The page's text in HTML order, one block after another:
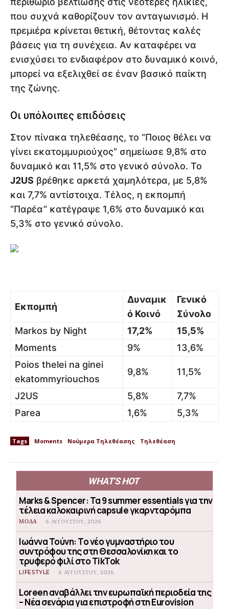
που συχνά καθορίζουν τον ανταγωνισμό. Η
πρεμιέρα κρίνεται θετική, θέτοντας καλές
βάσεις για τη συνέχεια. Αν καταφέρει να
ενισχύσει το ενδιαφέρον στο δυναμικό κοινό,
μπορεί να εξελιχθεί σε έναν βασικό παίκτη
της ζώνης.
Οι υπόλοιπες επιδόσεις
Στον πίνακα τηλεθέασης, το “Ποιος θέλει να
γίνει εκατομμυριούχος” σημείωσε 9,8% στο
δυναμικό και 11,5% στο γενικό σύνολο. Το
J2US βρέθηκε αρκετά χαμηλότερα, με 5,8%
και 7,7% αντίστοιχα. Τέλος, η εκπομπή
“Παρέα” κατέγραψε 1,6% στο δυναμικό και
5,3% στο γενικό σύνολο.
Εκπομπή
Δυναμικ
ό Κοινό
Γενικό
Σύνολο
Markos by Night
17,2%
15,5%
Moments
9%
13,6%
Poios thelei na ginei
ekatommyriouchos
9,8% 11,5%
J2US 5,8%
7,7%
Parea
1,6% 5,3%
Tags Moments Νούμερα Τηλεθέασης Τηλεθέαση
WHAT'S HOT
Marks & Spencer: Τα 9 summer essentials για την
τέλεια καλοκαιρινή capsule γκαρνταρόμπα
ΜΟΔΑ 6 ΑΥΓΟΎΣΤΟΥ, 2026
Ιωάννα Τούνη: Το νέο γυμναστήριο του
συντρόφου της στη Θεσσαλονίκη και το
τρυφερό φιλί στο TikTok
LIFESTYLE 6 ΑΥΓΟΎΣΤΟΥ, 2026
Loreen αναβάλλει την ευρωπαϊκή περιοδεία της
– Νέα σενάρια για επιστροφή στη Eurovision